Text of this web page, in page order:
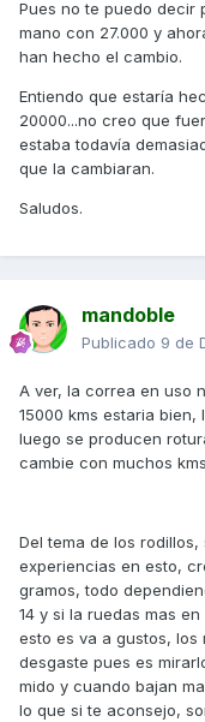
Pues no te puedo decir
mano con 27.000 y
han hecho el cambio.
Entiendo que estaría
20000...no creo que
estaba todavía
que la cambiaran.
Saludos.
mandoble
Publicado 9 de
A ver, la correa en uso
15000 kms estaria
luego se producen
cambie con muchos
Del tema de los
experiencias en esto,
gramos, todo
14 y si la ruedas mas
esto es va a gustos, los
desgaste pues es
mido y cuando bajan
lo que si te aconsejo,